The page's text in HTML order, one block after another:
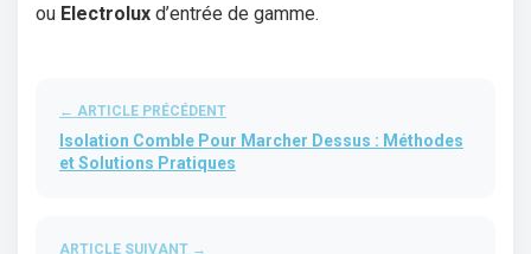
ou Electrolux d’entrée de gamme.
← ARTICLE PRÉCÉDENT
Isolation Comble Pour Marcher Dessus : Méthodes
et Solutions Pratiques
ARTICLE SUIVANT →